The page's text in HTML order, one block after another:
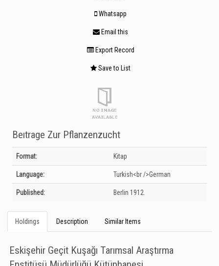
Whatsapp
Email this
Export Record
Save to List
Beıtrage Zur Pflanzenzucht
Bibliographic Details
Format: Kitap
Language: Turkish<br />German
Published: Berlin 1912.
Holdings Description Similar Items
Eskişehir Geçit Kuşağı Tarımsal Araştırma